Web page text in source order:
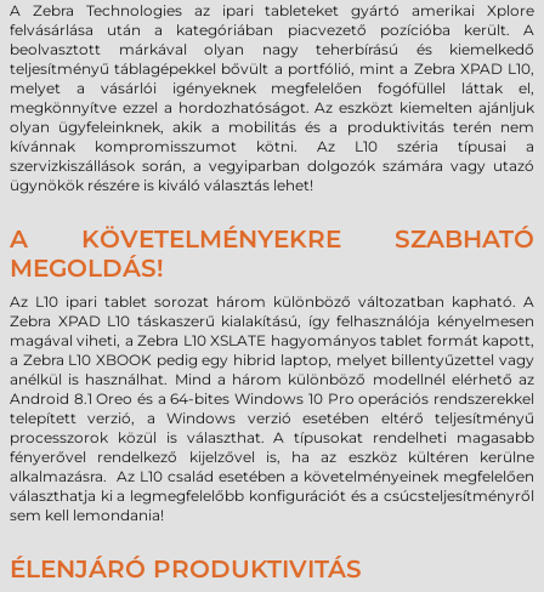
A Zebra Technologies az ipari tableteket gyártó amerikai Xplore
felvásárlása után a kategóriában piacvezető pozícióba került. A
beolvasztott márkával olyan nagy teherbírású és kiemelkedő
teljesítményű táblagépekkel bővült a portfólió, mint a Zebra XPAD L10,
melyet a vásárlói igényeknek megfelelően fogófüllel láttak el,
megkönnyítve ezzel a hordozhatóságot. Az eszközt kiemelten ajánljuk
olyan ügyfeleinknek, akik a mobilitás és a produktivitás terén nem
kívánnak kompromisszumot kötni. Az L10 széria típusai a
szervizkiszállások során, a vegyiparban dolgozók számára vagy utazó
ügynökök részére is kiváló választás lehet!
A KÖVETELMÉNYEKRE SZABHATÓ
MEGOLDÁS!
Az L10 ipari tablet sorozat három különböző változatban kapható. A
Zebra XPAD L10 táskaszerű kialakítású, így felhasználója kényelmesen
magával viheti, a Zebra L10 XSLATE hagyományos tablet formát kapott,
a Zebra L10 XBOOK pedig egy hibrid laptop, melyet billentyűzettel vagy
anélkül is használhat. Mind a három különböző modellnél elérhető az
Android 8.1 Oreo és a 64-bites Windows 10 Pro operációs rendszerekkel
telepített verzió, a Windows verzió esetében eltérő teljesítményű
processzorok közül is választhat. A típusokat rendelheti magasabb
fényerővel rendelkező kijelzővel is, ha az eszköz kültéren kerülne
alkalmazásra. Az L10 család esetében a követelményeinek megfelelően
választhatja ki a legmegfelelőbb konfigurációt és a csúcsteljesítményről
sem kell lemondania!
ÉLENJÁRÓ PRODUKTIVITÁS